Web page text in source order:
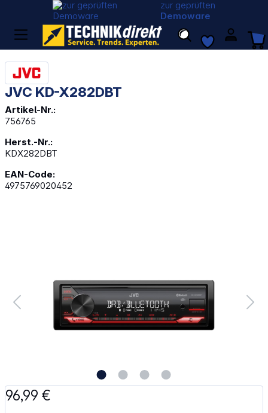
zur geprüften
Demoware
JVC KD-X282DBT
Artikel-Nr.:
756765
Herst.-Nr.:
KDX282DBT
EAN-Code:
4975769020452
96,99 €